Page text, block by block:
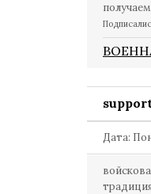
Дата: